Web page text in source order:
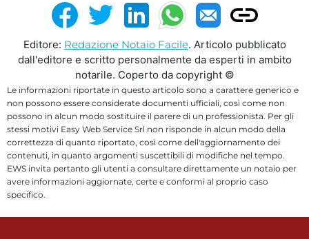
Editore: Redazione Notaio Facile. Articolo pubblicato
dall'editore e scritto personalmente da esperti in ambito
notarile. Coperto da copyright ©
Le informazioni riportate in questo articolo sono a carattere generico e
non possono essere considerate documenti ufficiali, così come non
possono in alcun modo sostituire il parere di un professionista. Per gli
stessi motivi Easy Web Service Srl non risponde in alcun modo della
correttezza di quanto riportato, così come dell'aggiornamento dei
contenuti, in quanto argomenti suscettibili di modifiche nel tempo.
EWS invita pertanto gli utenti a consultare direttamente un notaio per
avere informazioni aggiornate, certe e conformi al proprio caso
specifico.